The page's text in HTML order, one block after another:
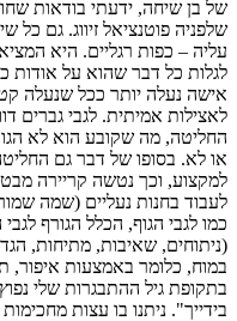
של בן שיחה, ידעתי בודאות
שלפניה פוטנציאל זיווג. גם
עליה – כפות רגליים. היא
לגלות כל דבר שהוא על אודות
אישה נעלה יותר ככל שנעלה
לאצילות אמיתית. לגבי גברים
החליטה, מה שקובע הוא לא
או לא. בסופו של דבר גם
למקצוע, וכך נטשה קריירה
לעבוד בחנות נעליים (שמה
כמו לגבי הגוף, הכלל הגורף
(ניתוחים, שאיבות, מתיחות,
במוח, כלומר באמצעות איפור,
בתקופת גיל ההתבגרות שלי
בידייך". ניתנו בו עצות